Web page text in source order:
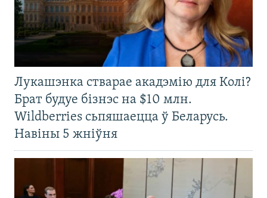
Лукашэнка стварае акадэмію для Колі?
Брат будуе бізнэс на $10 млн.
Wildberries сьпяшаецца ў Беларусь.
Навіны 5 жніўня